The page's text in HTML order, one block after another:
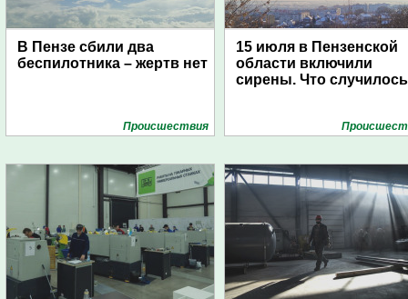
В Пензе сбили два
беспилотника – жертв нет
Проиcшествия
15 июля в Пензенской
области включили
сирены. Что